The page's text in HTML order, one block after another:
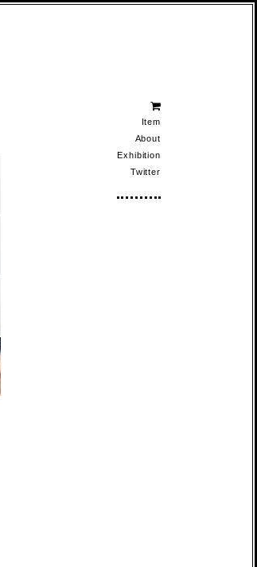
Item
About
Exhibition
Twitter